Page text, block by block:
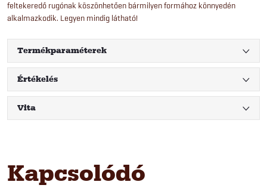
feltekeredő rugónak köszönhetően bármilyen formához könnyedén
alkalmazkodik. Legyen mindig látható!
Termékparaméterek
Értékelés
Vita
Kapcsolódó